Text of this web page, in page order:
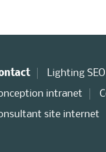
Lighting SEO
intranet
site internet